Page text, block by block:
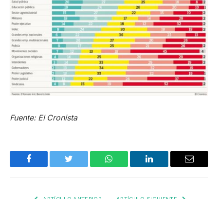
Fuente: El Cronista
Facebook Twitter WhatsApp LinkedIn Email